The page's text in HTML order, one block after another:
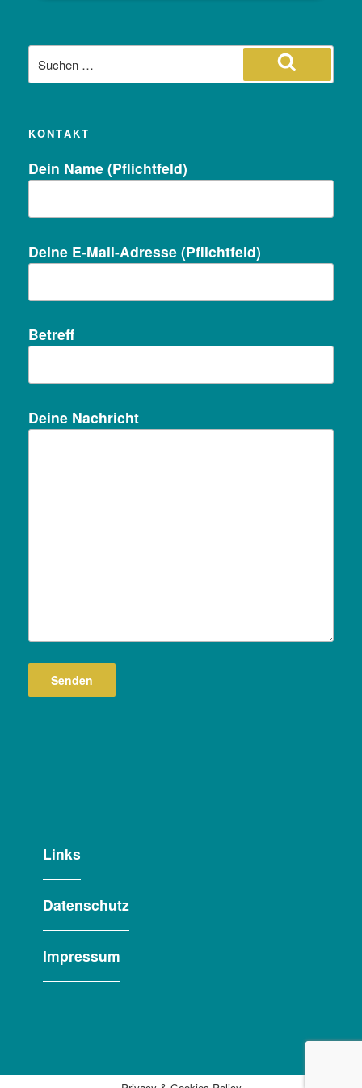
Suche
nach:
Suchen
KONTAKT
Dein Name (Pflichtfeld)
Deine E-Mail-Adresse (Pflichtfeld)
Betreff
Deine Nachricht
Links
Datenschutz
Impressum